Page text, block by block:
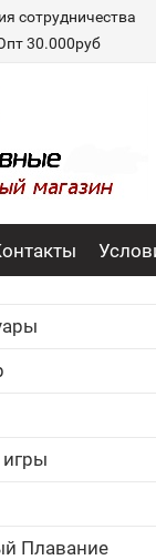
сотрудничества
30.000руб
Плавание